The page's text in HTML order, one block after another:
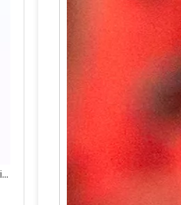
Válvula de GLP de alivio de seguridad confiable con volante